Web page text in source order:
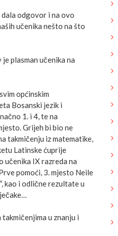
odgovor i na ovo
učenika nešto na što
plasman učenika na
općinskim
Bosanski jezik i
1. i 4, te na
Grijeh bi bio ne
takmičenju iz matematike,
Latinske ćuprije
učenika IX razreda na
pomoći, 3. mjesto Neile
kao i odlične rezultate u
u znanju i